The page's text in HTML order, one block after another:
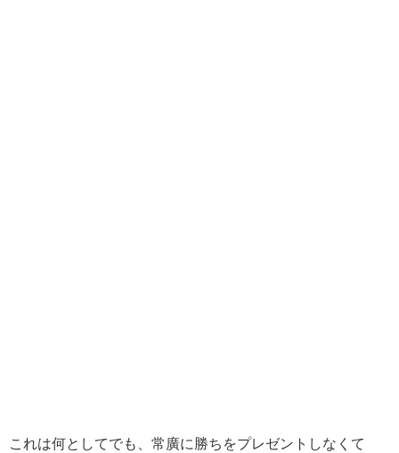
これは何としてでも、常廣に勝ちをプレゼントしなくて